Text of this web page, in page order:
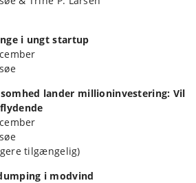
i ungt startup
lander millioninvestering: Vil
tilgængelig)
i modvind